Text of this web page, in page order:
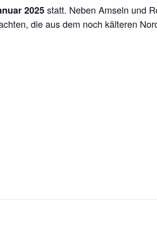
2025statt. Neben Amseln und
die aus dem noch kälteren